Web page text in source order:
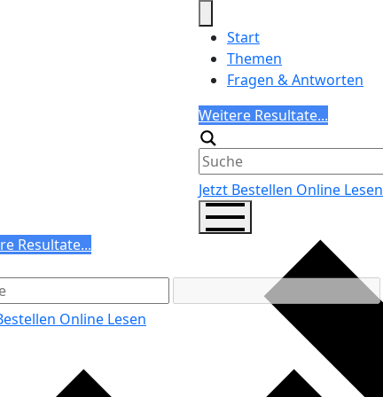
Start
Themen
Fragen & Antworten
Search
Weitere Resultate...
Generic filters
Jetzt Bestellen Online Lesen
Resultate...
filters
Online Lesen